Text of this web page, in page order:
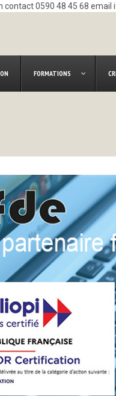
contact 0590 48 45 68
FORMATIONS